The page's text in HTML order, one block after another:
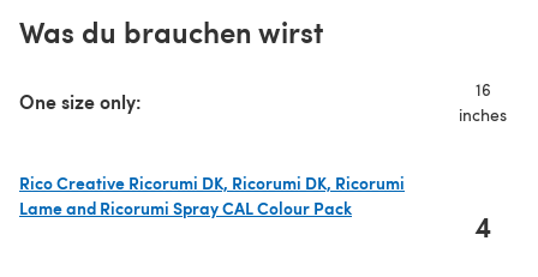
Was du brauchen wirst
One size only:
16
inches
Rico Creative Ricorumi DK, Ricorumi DK, Ricorumi
Lame and Ricorumi Spray CAL Colour Pack
4